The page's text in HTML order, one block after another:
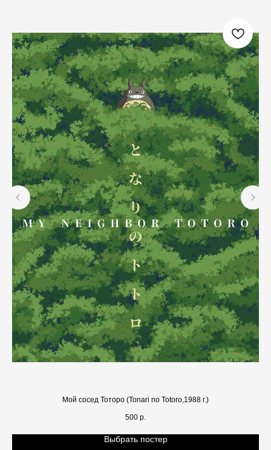
Мой сосед Тоторо (Tonari no Totoro,1988 г.)
500 р.
Выбрать постер